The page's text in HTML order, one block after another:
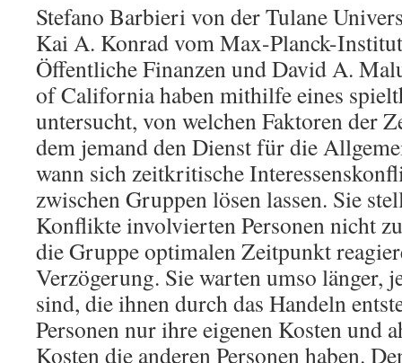
Stefano Barbieri von der Tulane
Kai A. Konrad vom Max-Planck-
Öffentliche Finanzen und David A.
of California haben mithilfe eines
untersucht, von welchen Faktoren der
dem jemand den Dienst für die
wann sich zeitkritische
zwischen Gruppen lösen lassen. Sie
Konflikte involvierten Personen nicht
die Gruppe optimalen Zeitpunkt
Verzögerung. Sie warten umso länger,
sind, die ihnen durch das Handeln
Personen nur ihre eigenen Kosten und
Kosten die anderen Personen haben.